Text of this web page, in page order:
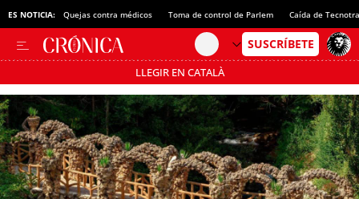
ES NOTICIA: Quejas contra médicos Toma de control de Parlem Caída de
LLEGIR EN CATALÀ
Pásate al MODO AHORRO